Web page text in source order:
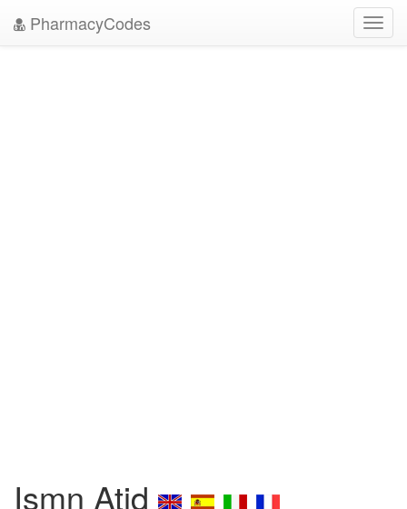
PharmacyCodes
Ismn Atid